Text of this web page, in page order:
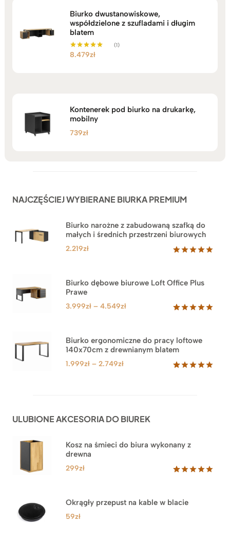
Biurko dwustanowiskowe,
współdzielone z szufladami i długim
blatem
Oceniono
(1)
8.479zł
Kontenerek pod biurko na drukarkę,
mobilny
739zł
NAJCZĘŚCIEJ WYBIERANE BIURKA PREMIUM
Biurko narożne z zabudowaną szafką do
małych i średnich przestrzeni biurowych
na
podstawie
klienta
2.219zł
Biurko dębowe biurowe Loft Office Plus
Prawe
na
podstawie
ocen
klientów
3.999zł – 4.549złZakres
3.999zł
do
Biurko ergonomiczne do pracy loftowe
140x70cm z drewnianym blatem
1.999zł – 2.749złZakres
2.749zł
ULUBIONE AKCESORIA DO BIUREK
Kosz na śmieci do biura wykonany z
drewna
na
podstawie
299zł
Okrągły przepust na kable w blacie
59zł